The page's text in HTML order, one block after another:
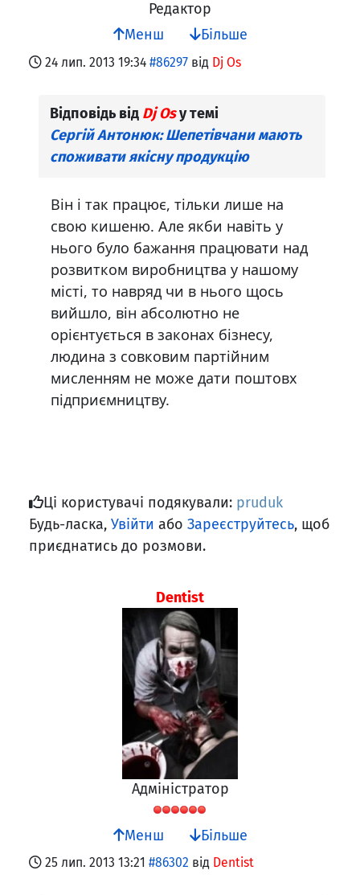
Редактор
Менш
Більше
24 лип. 2013 19:34 #86297 від Dj Os
Відповідь від Dj Osу темі
Сергій Антонюк: Шепетівчани мають
споживати якісну продукцію
Він і так працює, тільки лише на
свою кишеню. Але якби навіть у
нього було бажання працювати над
розвитком виробництва у нашому
місті, то навряд чи в нього щось
вийшло, він абсолютно не
орієнтується в законах бізнесу,
людина з совковим партійним
мисленням не може дати поштовх
підприємництву.
Ці користувачі подякували: pruduk
Будь-ласка, Увійти або Зареєструйтесь, щоб
приєднатись до розмови.
Dentist
Адміністратор
Менш Більше
25 лип. 2013 13:21 #86302 від Dentist